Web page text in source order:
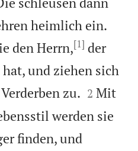
heimlich ein.
den Herrn,[1] der
und ziehen sich
zu. 

2 Mit
werden sie
finden, und